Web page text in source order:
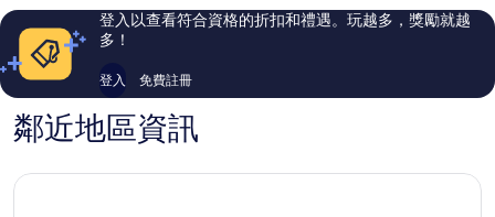
評
論
評
論
登入以查看符合資格的折扣和禮遇。玩越多，獎勵就越
多！
登入 免費註冊
鄰近地區資訊